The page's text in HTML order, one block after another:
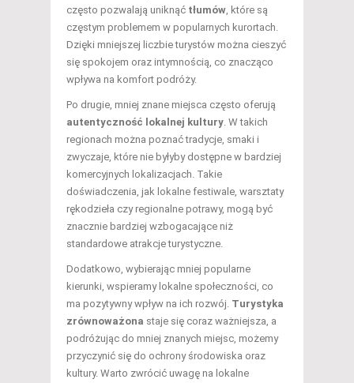
często pozwalają uniknąć tłumów , które są
częstym problemem w popularnych kurortach.
Dzięki mniejszej liczbie turystów można cieszyć
się spokojem oraz intymnością, co znacząco
wpływa na komfort podróży.
Po drugie, mniej znane miejsca często oferują
autentyczność lokalnej kultury . W takich
regionach można poznać tradycje, smaki i
zwyczaje, które nie byłyby dostępne w bardziej
komercyjnych lokalizacjach. Takie
doświadczenia, jak lokalne festiwale, warsztaty
rękodzieła czy regionalne potrawy, mogą być
znacznie bardziej wzbogacające niż
standardowe atrakcje turystyczne.
Dodatkowo, wybierając mniej popularne
kierunki, wspieramy lokalne społeczności, co
ma pozytywny wpływ na ich rozwój. Turystyka
zrównoważona staje się coraz ważniejsza, a
podróżując do mniej znanych miejsc, możemy
przyczynić się do ochrony środowiska oraz
kultury. Warto zwrócić uwagę na lokalne